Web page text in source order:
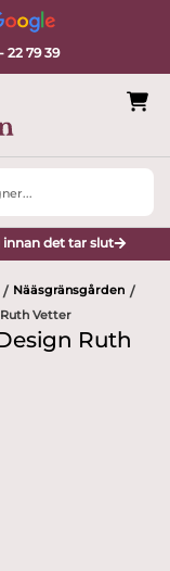
22 79 39
det tar slut
/ Nääsgränsgården /
Vetter
Ruth